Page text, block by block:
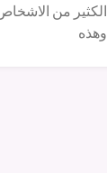
الكثير من
وهذه